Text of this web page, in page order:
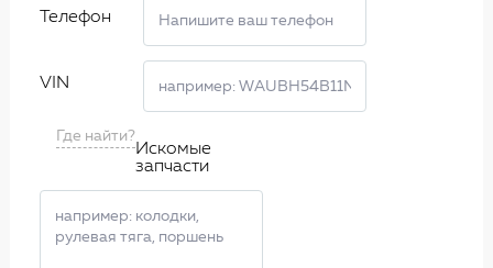
Телефон
VIN
Где найти?
Искомые
запчасти